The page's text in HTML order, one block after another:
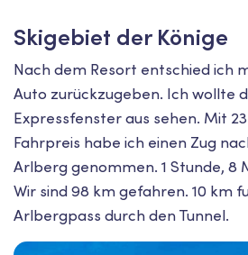
Skigebiet der Könige
Nach dem Resort entschied ich
Auto zurückzugeben. Ich wollte
Expressfenster aus sehen. Mit
Fahrpreis habe ich einen Zug
Arlberg genommen. 1 Stunde, 8
Wir sind 98 km gefahren. 10 km
Arlbergpass durch den Tunnel.